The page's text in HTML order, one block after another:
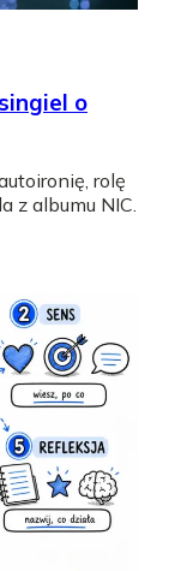
o
rolę
z albumu NIC.